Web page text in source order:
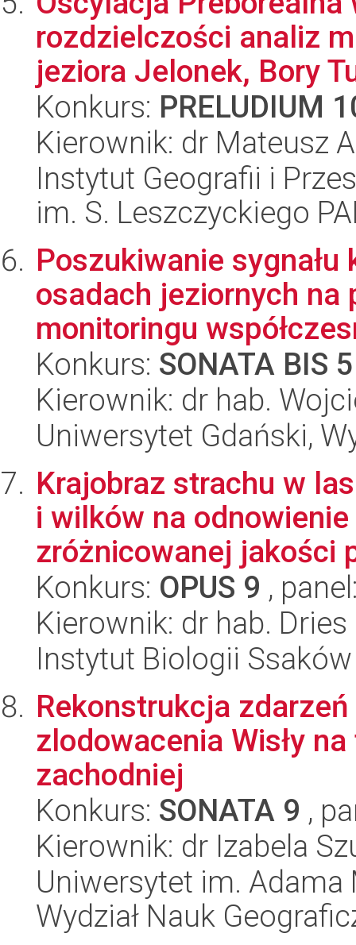
rozdzielczości analiz
jeziora Jelonek, Bory
Konkurs: PRELUDIUM
Kierownik: dr Mateusz
Instytut Geografii i
im. S. Leszczyckiego
Poszukiwanie
osadach jeziornych
monitoringu
Konkurs: SONATA BIS 5
Kierownik: dr hab.
Uniwersytet Gdański,
Krajobraz strachu w
i wilków na
zróżnicowanej jakości
Konkurs: OPUS 9 ,
Kierownik: dr hab.
Instytut Biologii Ssaków
Rekonstrukcja
zlodowacenia Wisły
zachodniej
Konkurs: SONATA 9 ,
Kierownik: dr Izabela
Uniwersytet im.
Wydział Nauk